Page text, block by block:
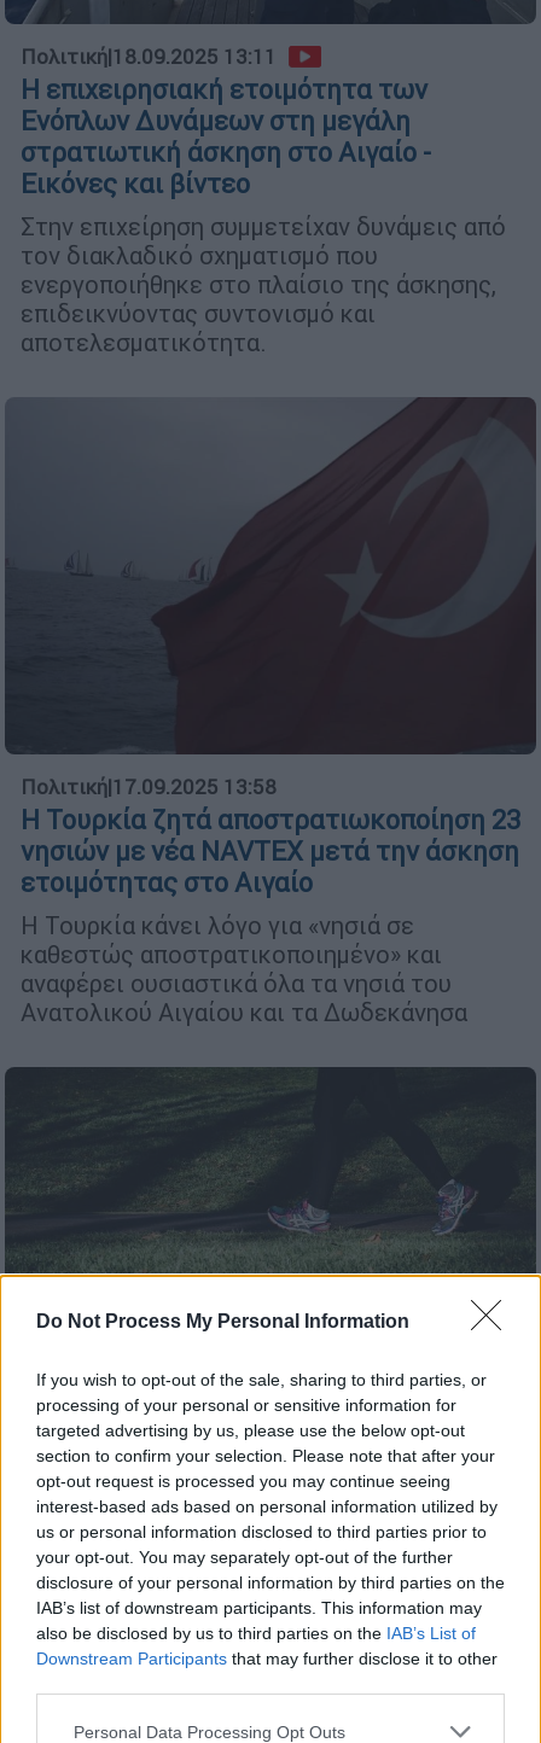
Do Not Process My Personal Information
If you wish to opt-out of the sale, sharing to third parties, or
processing of your personal or sensitive information for
targeted advertising by us, please use the below opt-out
section to confirm your selection. Please note that after your
opt-out request is processed you may continue seeing
interest-based ads based on personal information utilized by
us or personal information disclosed to third parties prior to
your opt-out. You may separately opt-out of the further
disclosure of your personal information by third parties on the
IAB’s list of downstream participants. This information may
also be disclosed by us to third parties on the IAB’s List of
Downstream Participants that may further disclose it to other
Please note that this website/app uses one or more Google
Personal Data Processing Opt Outs
Πολιτική|18.09.2025 13:11
Η επιχειρησιακή ετοιμότητα των
Ενόπλων Δυνάμεων στη μεγάλη
στρατιωτική άσκηση στο Αιγαίο -
Εικόνες και βίντεο
Στην επιχείρηση συμμετείχαν δυνάμεις από
τον διακλαδικό σχηματισμό που
ενεργοποιήθηκε στο πλαίσιο της άσκησης,
επιδεικνύοντας συντονισμό και
αποτελεσματικότητα.
Πολιτική|17.09.2025 13:58
Η Τουρκία ζητά αποστρατιωκοποίηση 23
νησιών με νέα NAVTEX μετά την άσκηση
ετοιμότητας στο Αιγαίο
Η Τουρκία κάνει λόγο για «νησιά σε
καθεστώς αποστρατικοποιημένο» και
αναφέρει ουσιαστικά όλα τα νησιά του
Ανατολικού Αιγαίου και τα Δωδεκάνησα
Υγεία|18.08.2025 12:28
10 λεπτά περπάτημα: Η γρήγορη
συνήθεια που μεταμορφώνει τη μέρα
μας
Η συστηματική σωματική άσκηση σαφώς κι
εξακολουθεί να έχει σημαντικά οφέλη